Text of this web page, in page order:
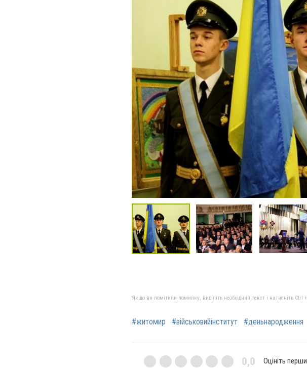
Якщо ви помітили помилку, виділіть необхідний текст і натисніть
#житомир #військовийінститут #деньнародження
0,0 Оцініть